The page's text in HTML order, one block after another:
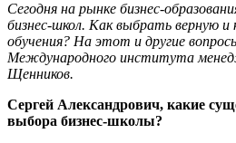
Сегодня на рынке бизнес-
бизнес-школ. Как выбрать верную и
обучения? На этот и другие
Международного института
Щенников.
Сергей Александрович, какие
выбора бизнес-школы?